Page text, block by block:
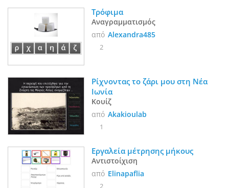
Τρόφιμα
Αναγραμματισμός
από Alexandra485
2
Ρίχνοντας το ζάρι μου στη Νέα
Ιωνία
Κουίζ
από Akakioulab
1
Εργαλεία μέτρησης μήκους
Αντιστοίχιση
από Elinapaflia
2